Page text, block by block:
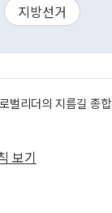
지방선거
벌리더의 지름길 종
보기